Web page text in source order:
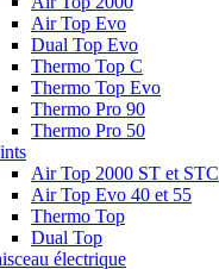
Air Top Evo
Dual Top Evo
Thermo Top C
Thermo Top Evo
Thermo Pro 90
Thermo Pro 50
Air Top 2000 ST et STC
Air Top Evo 40 et 55
Thermo Top
Dual Top
électrique